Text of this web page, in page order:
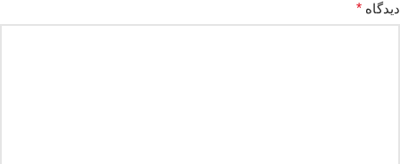
دیدگاه *